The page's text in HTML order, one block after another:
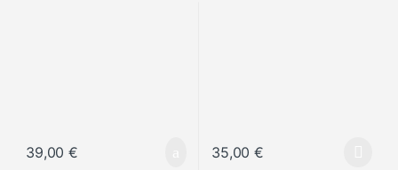
39,00€ 35,00€
Ce produit a plusieurs